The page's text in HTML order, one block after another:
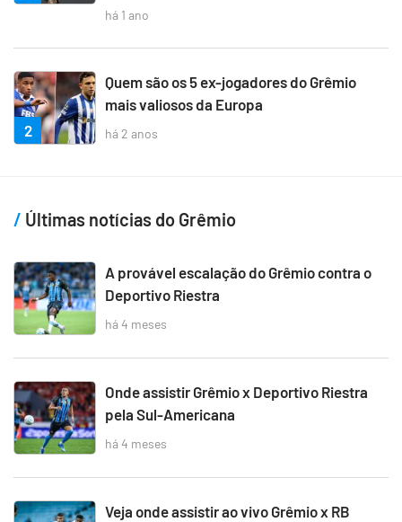
há 1 ano
2
Quem são os 5 ex-jogadores do Grêmio
mais valiosos da Europa
há 2 anos
Últimas notícias do Grêmio
A provável escalação do Grêmio contra o
Deportivo Riestra
há 4 meses
Onde assistir Grêmio x Deportivo Riestra
pela Sul-Americana
há 4 meses
Veja onde assistir ao vivo Grêmio x RB